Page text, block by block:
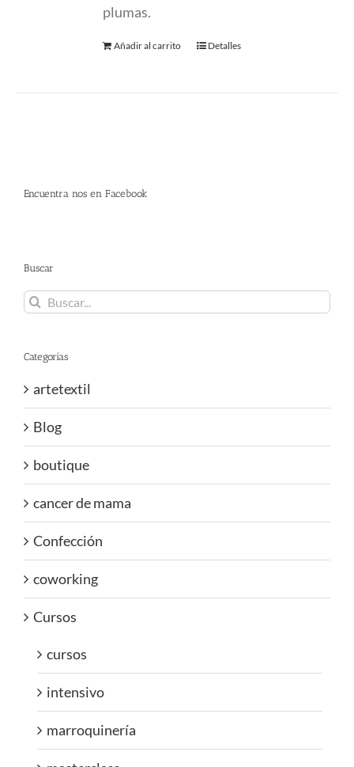
plumas.
Añadir al carrito Detalles
Encuentra nos en Facebook
Buscar
Buscar:
Categorías
artetextil
Blog
boutique
cancer de mama
Confección
coworking
Cursos
cursos
intensivo
marroquinería